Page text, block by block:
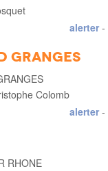
alerter -
granges
Colomb
alerter -
RHONE